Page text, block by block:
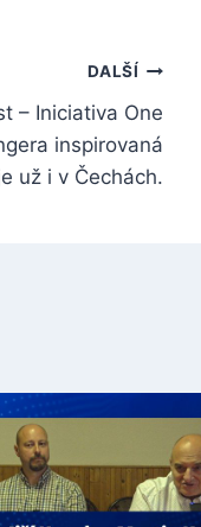
DALŠÍ
– Iniciativa One
inspirovaná
už i v Čechách.